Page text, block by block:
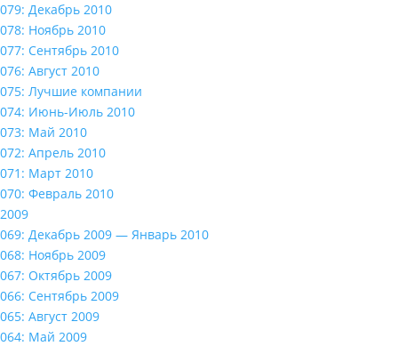
079: Декабрь 2010
078: Ноябрь 2010
077: Сентябрь 2010
076: Август 2010
075: Лучшие компании
074: Июнь-Июль 2010
073: Май 2010
072: Апрель 2010
071: Март 2010
070: Февраль 2010
2009
069: Декабрь 2009 — Январь 2010
068: Ноябрь 2009
067: Октябрь 2009
066: Сентябрь 2009
065: Август 2009
064: Май 2009